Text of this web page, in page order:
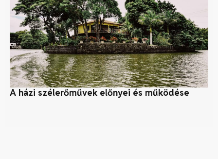
A házi szélerőművek előnyei és működése